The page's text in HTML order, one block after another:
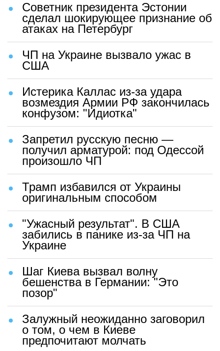
Советник президента Эстонии
сделал шокирующее признание об
атаках на Петербург
ЧП на Украине вызвало ужас в
США
Истерика Каллас из-за удара
возмездия Армии РФ закончилась
конфузом: "Идиотка"
Запретил русскую песню —
получил арматурой: под Одессой
произошло ЧП
Трамп избавился от Украины
оригинальным способом
"Ужасный результат". В США
забились в панике из-за ЧП на
Украине
Шаг Киева вызвал волну
бешенства в Германии: "Это
позор"
Залужный неожиданно заговорил
о том, о чем в Киеве
предпочитают молчать